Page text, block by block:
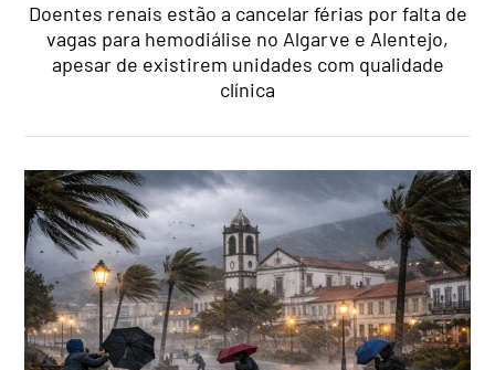
Doentes renais estão a cancelar férias por falta de
vagas para hemodiálise no Algarve e Alentejo,
apesar de existirem unidades com qualidade
clínica